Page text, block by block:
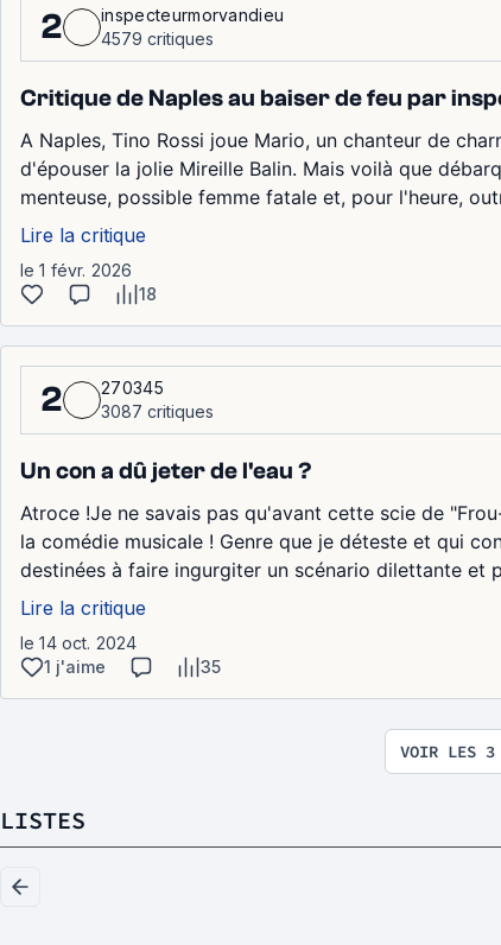
2
inspecteurmorvandieu
4579 critiques
Critique de Naples au baiser de feu par
A Naples, Tino Rossi joue Mario, un chanteur de
d'épouser la jolie Mireille Balin. Mais voilà que
menteuse, possible femme fatale et, pour l'heure,
Lire la critique
le 1 févr. 2026
18
2
270345
3087 critiques
Un con a dû jeter de l'eau ?
Atroce !Je ne savais pas qu'avant cette scie de
la comédie musicale ! Genre que je déteste et qui
destinées à faire ingurgiter un scénario dilettante et
Lire la critique
le 14 oct. 2024
1 j'aime
35
VOIR LES 3
LISTES